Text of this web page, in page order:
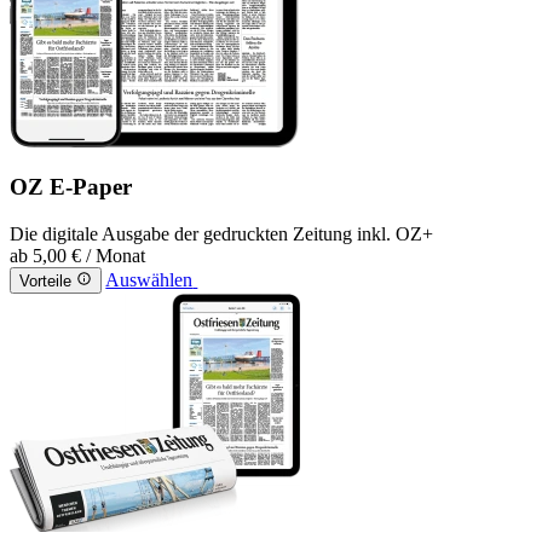
OZ E-Paper
Die digitale Ausgabe der gedruckten Zeitung inkl. OZ+
ab 5,00 € / Monat
Vorteile Auswählen